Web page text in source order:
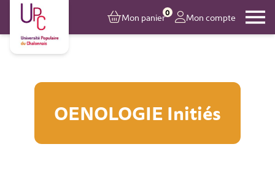
Mon panier0 Mon compte
OENOLOGIE Initiés